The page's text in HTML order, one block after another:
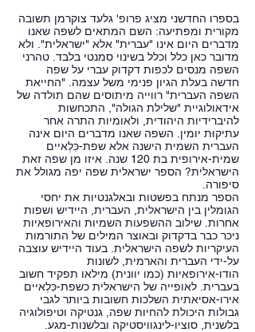
בספרו החדשני מציג פרופ' גלעד צוקרמן תשובה
מקורית ומפתיעה: השם המתאים לשפה שאנו
מדברים היום אינו "עברית" אלא "ישראלית". ולא
מדובר כאן כלל וכלל בשינוי סמנטי בלבד. טהרני
השפה מנסים לכפות דקדוק עברי על שפה
חדשה בעלת הגיון פנימי משל עצמה. "החייאת
השפה העברית" רווייה מיתוסים שהם תולדה של
אידאולוגיית "שלילת הגולה", התכחשות
להיברידיות היהודית, ולאומיות התרה אחר
עתיקוּת יומין. השפה שאנו מדברים היום אינה
העברית השמית הישנה אלא שפת-כִּלְאיים
שמית-אירופית בת 120 שנה. איזו מן שפה זאת
הישראלית? הספר ישראלית שפה יפה מגולל את
סיפורה.
הספר מנתח בפשטות ובאלגנטיות את יחסי
הגומלין בין הישראלית, העברית, היידיש ושפות
אחרות. שילוב ההשפעות השמיות והאירופאיות
ניכר כבר בדקדוק ובאוצר המילים של התורמות
העיקריות לשפה הישראלית. בעוד היידיש עוצבה
על-ידי העברית והארמית, לשונות
הודו-אירופאיות (כמו יוונית) מילאו תפקיד חשוב
בעברית. לאופייה של הישראלית כשפת-כִּלְאיים
אירו-אסיאתית השלכות חשובות ביותר לגבי
גבולות היכולת להחיות שפה, גנטיקה וטיפולוגיה
בלשנית, סוציו-לינגוויסטיקה ובלשנות-מגע.